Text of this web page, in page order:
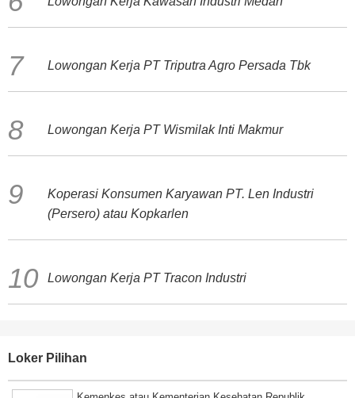
Lowongan Kerja PT Triputra Agro Persada Tbk
Lowongan Kerja PT Wismilak Inti Makmur
Koperasi Konsumen Karyawan PT. Len Industri
(Persero) atau Kopkarlen
Lowongan Kerja PT Tracon Industri
Loker Pilihan